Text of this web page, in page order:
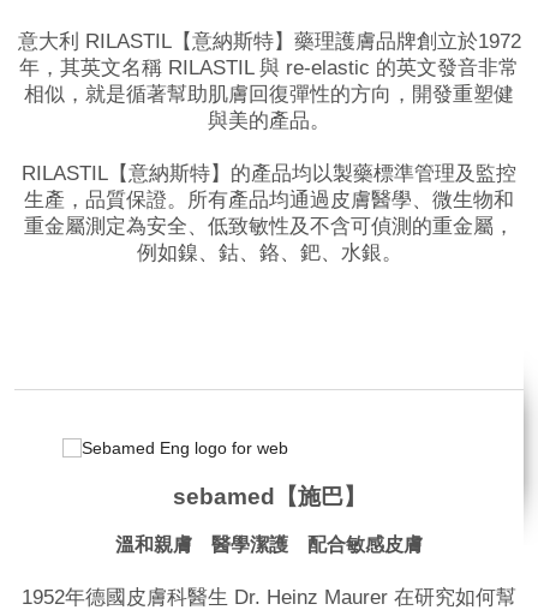
意大利 RILASTIL【意納斯特】藥理護膚品牌創立於1972
年，其英文名稱 RILASTIL 與 re-elastic 的英文發音非常
相似，就是循著幫助肌膚回復彈性的方向，開發重塑健
與美的產品。
RILASTIL【意納斯特】的產品均以製藥標準管理及監控
生產，品質保證。所有產品均通過皮膚醫學、微生物和
重金屬測定為安全、低致敏性及不含可偵測的重金屬，
例如鎳、鈷、鉻、鈀、水銀。
sebamed【施巴】
溫和親膚 醫學潔護 配合敏感皮膚
1952年德國皮膚科醫生 Dr. Heinz Maurer 在研究如何幫